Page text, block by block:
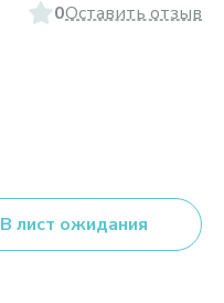
0Оставить отзыв
В лист ожидания